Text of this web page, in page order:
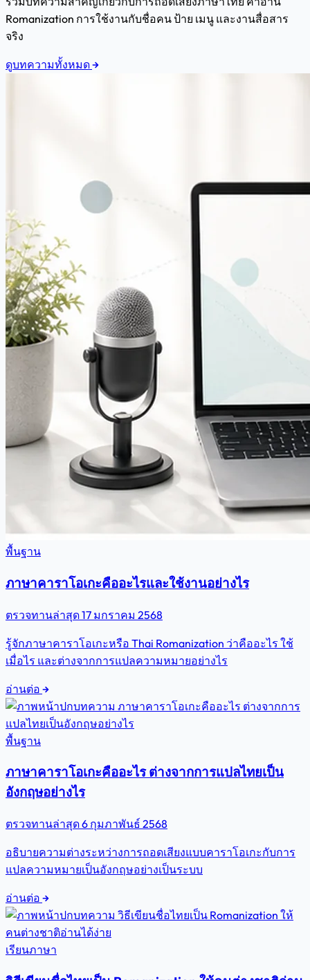
Romanization การใช้งานกับชื่อคน ป้าย เมนู และงานสื่อสาร
จริง
ดูบทความทั้งหมด
พื้นฐาน
ภาษาคาราโอเกะคืออะไรและใช้งานอย่างไร
ตรวจทานล่าสุด17 มกราคม 2568
รู้จักภาษาคาราโอเกะหรือ Thai Romanization ว่าคืออะไร ใช้
เมื่อไร และต่างจากการแปลความหมายอย่างไร
อ่านต่อ
พื้นฐาน
ภาษาคาราโอเกะคืออะไร ต่างจากการแปลไทยเป็น
อังกฤษอย่างไร
ตรวจทานล่าสุด6 กุมภาพันธ์ 2568
อธิบายความต่างระหว่างการถอดเสียงแบบคาราโอเกะกับการ
แปลความหมายเป็นอังกฤษอย่างเป็นระบบ
อ่านต่อ
เรียนภาษา